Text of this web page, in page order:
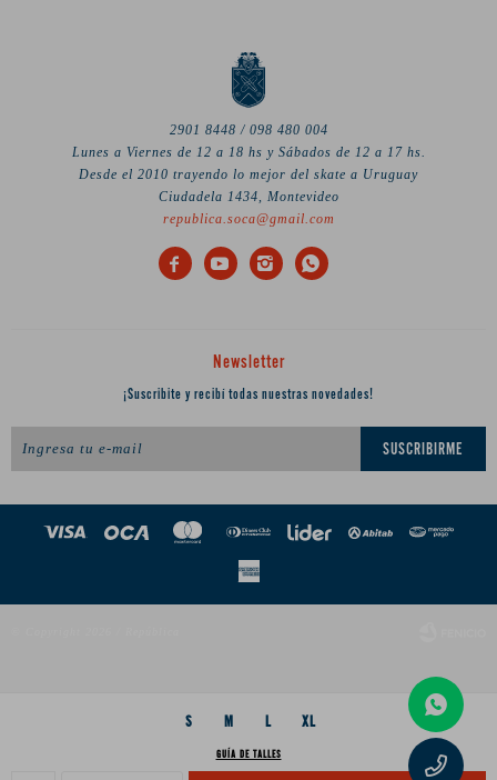
S M L XL
GUÍA DE TALLES
2901 8448 / 098 480 004
Lunes a Viernes de 12 a 18 hs y Sábados de 12 a 17 hs.
Desde el 2010 trayendo lo mejor del skate a Uruguay
Ciudadela 1434, Montevideo
republica.soca@gmail.com
   
Newsletter
¡Suscribite y recibí todas nuestras novedades!
SUSCRIBIRME